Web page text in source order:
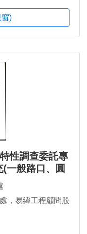
)
性調查委託專
一般路口、圓
，易緯工程顧問股